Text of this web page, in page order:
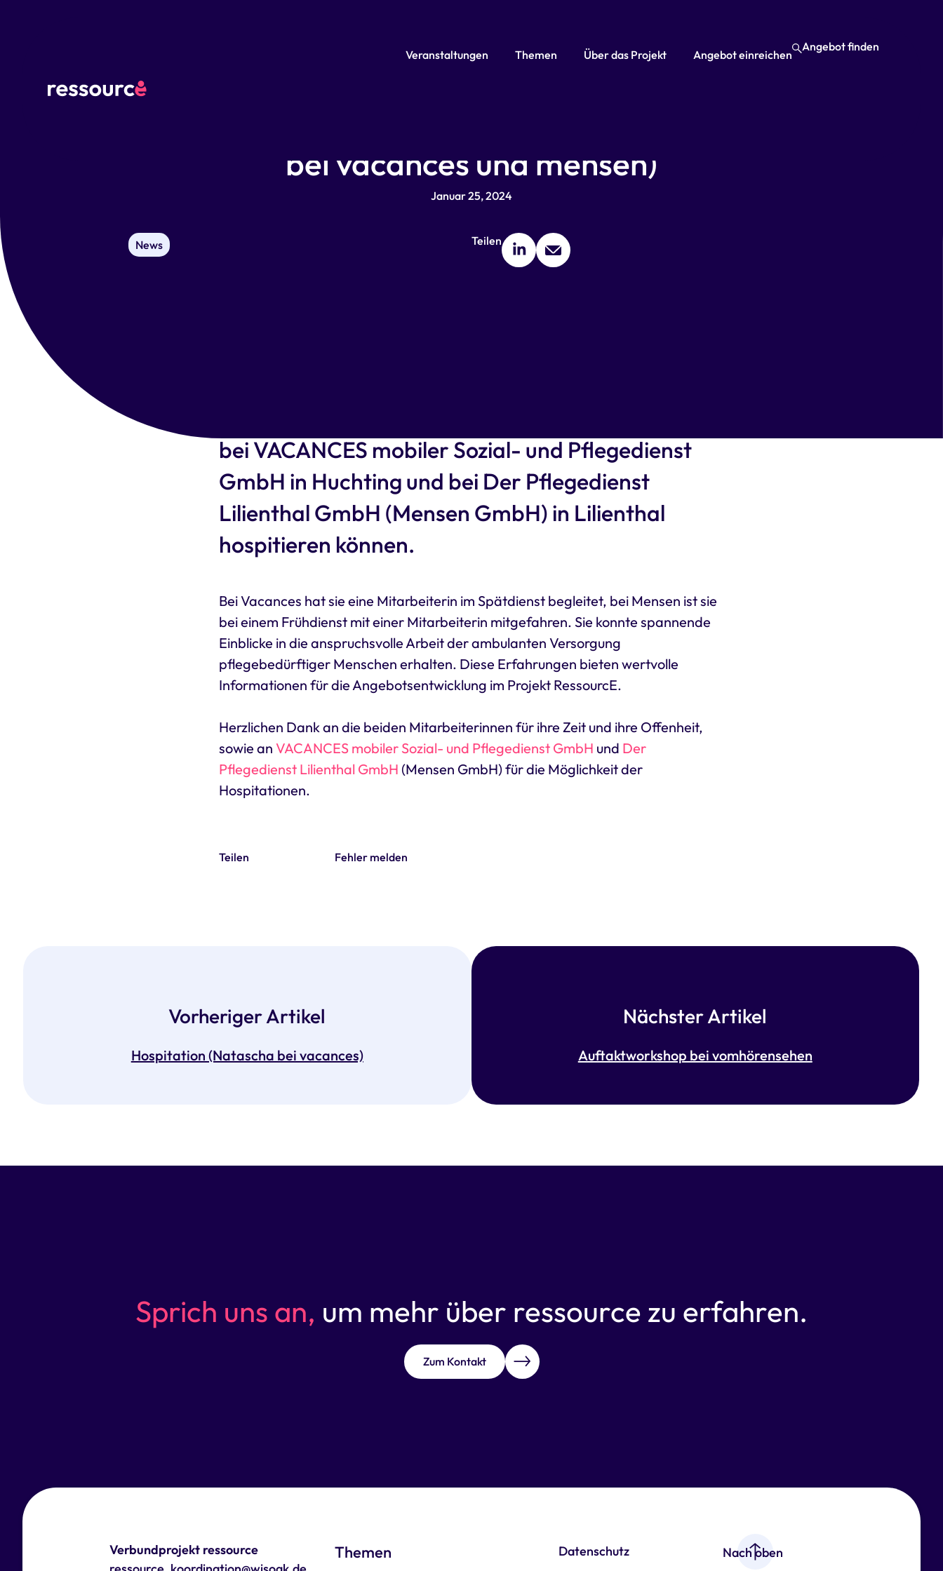
Veranstaltungen Themen Über das Projekt Angebot einreichen
Angebot finden
bei vacances und mensen)
Januar 25, 2024
News Teilen
bei VACANCES mobiler Sozial- und Pflegedienst
GmbH in Huchting und bei Der Pflegedienst
Lilienthal GmbH (Mensen GmbH) in Lilienthal
hospitieren können.
Bei Vacances hat sie eine Mitarbeiterin im Spätdienst begleitet, bei Mensen ist sie
bei einem Frühdienst mit einer Mitarbeiterin mitgefahren. Sie konnte spannende
Einblicke in die anspruchsvolle Arbeit der ambulanten Versorgung
pflegebedürftiger Menschen erhalten. Diese Erfahrungen bieten wertvolle
Informationen für die Angebotsentwicklung im Projekt RessourcE.
Herzlichen Dank an die beiden Mitarbeiterinnen für ihre Zeit und ihre Offenheit,
sowie an VACANCES mobiler Sozial- und Pflegedienst GmbH und Der
Pflegedienst Lilienthal GmbH (Mensen GmbH) für die Möglichkeit der
Hospitationen.
Teilen Fehler melden
Vorheriger Artikel
Hospitation (Natascha bei vacances)
Nächster Artikel
Auftaktworkshop bei vomhörensehen
Sprich uns an, um mehr über ressource zu erfahren.
Zum Kontakt
Verbundprojekt ressource
Themen Datenschutz Nach oben